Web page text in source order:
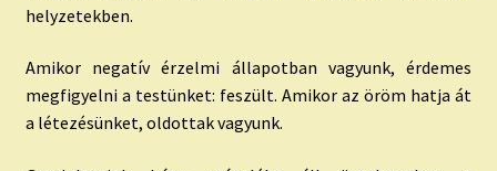
helyzetekben.
Amikor negatív érzelmi állapotban vagyunk, érdemes
megfigyelni a testünket: feszült. Amikor az öröm hatja át
a létezésünket, oldottak vagyunk.